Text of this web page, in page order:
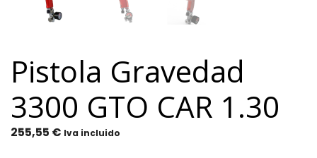
Pistola Gravedad
3300 GTO CAR 1.30
255,55 € Iva incluido